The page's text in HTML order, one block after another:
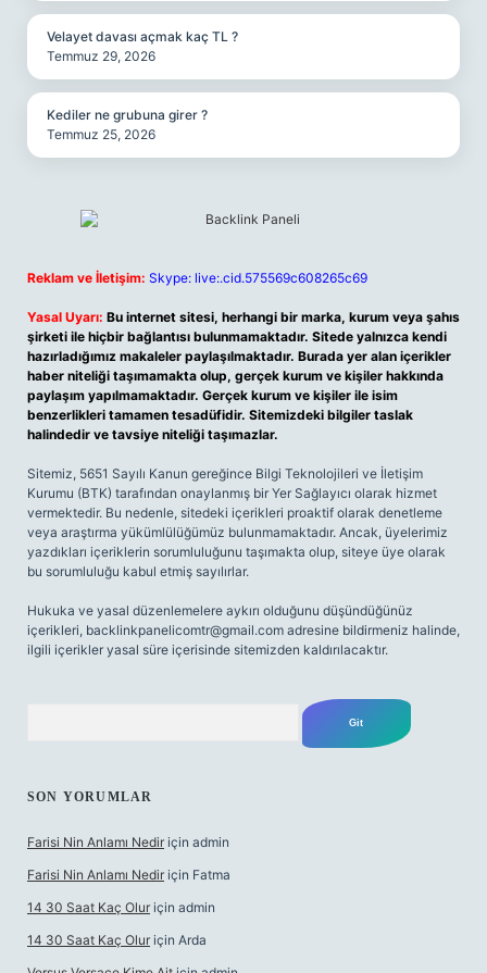
Velayet davası açmak kaç TL ?
Temmuz 29, 2026
Kediler ne grubuna girer ?
Temmuz 25, 2026
Reklam ve İletişim: Skype: live:.cid.575569c608265c69
Yasal Uyarı: Bu internet sitesi, herhangi bir marka, kurum veya şahıs
şirketi ile hiçbir bağlantısı bulunmamaktadır. Sitede yalnızca kendi
hazırladığımız makaleler paylaşılmaktadır. Burada yer alan içerikler
haber niteliği taşımamakta olup, gerçek kurum ve kişiler hakkında
paylaşım yapılmamaktadır. Gerçek kurum ve kişiler ile isim
benzerlikleri tamamen tesadüfidir. Sitemizdeki bilgiler taslak
halindedir ve tavsiye niteliği taşımazlar.
Sitemiz, 5651 Sayılı Kanun gereğince Bilgi Teknolojileri ve İletişim
Kurumu (BTK) tarafından onaylanmış bir Yer Sağlayıcı olarak hizmet
vermektedir. Bu nedenle, sitedeki içerikleri proaktif olarak denetleme
veya araştırma yükümlülüğümüz bulunmamaktadır. Ancak, üyelerimiz
yazdıkları içeriklerin sorumluluğunu taşımakta olup, siteye üye olarak
bu sorumluluğu kabul etmiş sayılırlar.
Hukuka ve yasal düzenlemelere aykırı olduğunu düşündüğünüz
içerikleri, backlinkpanelicomtr@gmail.com adresine bildirmeniz halinde,
ilgili içerikler yasal süre içerisinde sitemizden kaldırılacaktır.
SON YORUMLAR
Farisi Nin Anlamı Nedir için admin
Farisi Nin Anlamı Nedir için Fatma
14 30 Saat Kaç Olur için admin
14 30 Saat Kaç Olur için Arda